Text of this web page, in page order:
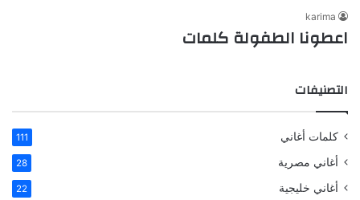
karima
اعطونا الطفولة كلمات
التصنيفات
كلمات أغاني 111
أغاني مصرية 28
أغاني خليجية 22